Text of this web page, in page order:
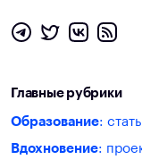
Главные рубрики
Образование:
Вдохновение: